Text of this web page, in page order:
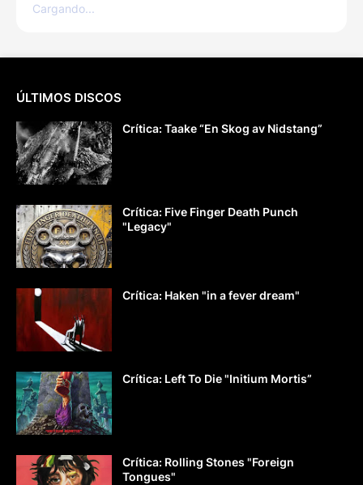
Cargando...
ÚLTIMOS DISCOS
Crítica: Taake “En Skog av Nidstang”
Crítica: Five Finger Death Punch
"Legacy"
Crítica: Haken "in a fever dream"
Crítica: Left To Die "Initium Mortis”
Crítica: Rolling Stones "Foreign
Tongues"